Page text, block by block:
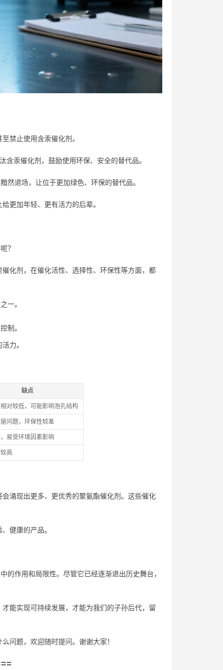
禁止使用含汞催化剂。
汞催化剂，鼓励使用环保、安全的替代品。
然退场，让位于更加绿色、环保的替代品。
更加年轻、更有活力的后辈。
？
化剂，在催化活性、选择性、环保性等方面，都
一。
制。
力。
缺点
对较低，可能影响泡孔结构
问题，环保性较差
易受环境因素影响
高
涌现出更多、更优秀的聚氨酯催化剂。这些催化
健康的产品。
的作用和局限性。尽管它已经逐渐退出历史舞台，
能实现可持续发展，才能为我们的子孙后代，留
问题，欢迎随时提问。谢谢大家！